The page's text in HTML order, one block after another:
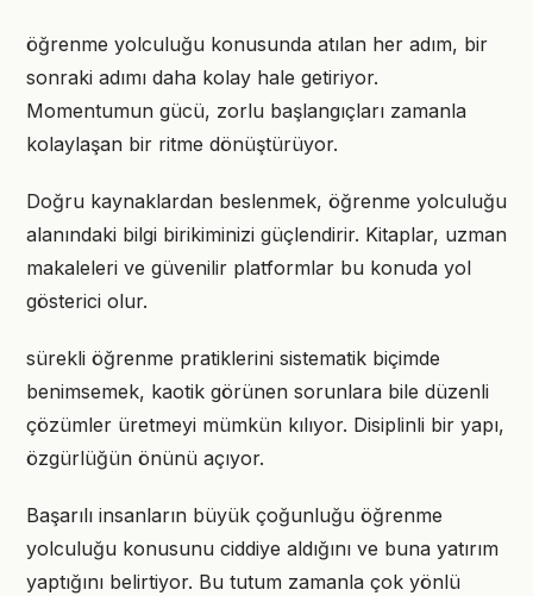
öğrenme yolculuğu konusunda atılan her adım, bir
sonraki adımı daha kolay hale getiriyor.
Momentumun gücü, zorlu başlangıçları zamanla
kolaylaşan bir ritme dönüştürüyor.
Doğru kaynaklardan beslenmek, öğrenme yolculuğu
alanındaki bilgi birikiminizi güçlendirir. Kitaplar, uzman
makaleleri ve güvenilir platformlar bu konuda yol
gösterici olur.
sürekli öğrenme pratiklerini sistematik biçimde
benimsemek, kaotik görünen sorunlara bile düzenli
çözümler üretmeyi mümkün kılıyor. Disiplinli bir yapı,
özgürlüğün önünü açıyor.
Başarılı insanların büyük çoğunluğu öğrenme
yolculuğu konusunu ciddiye aldığını ve buna yatırım
yaptığını belirtiyor. Bu tutum zamanla çok yönlü